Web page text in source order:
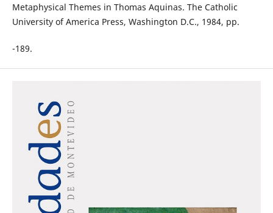
Metaphysical Themes in Thomas Aquinas. The Catholic
University of America Press, Washington D.C., 1984, pp.
-189.